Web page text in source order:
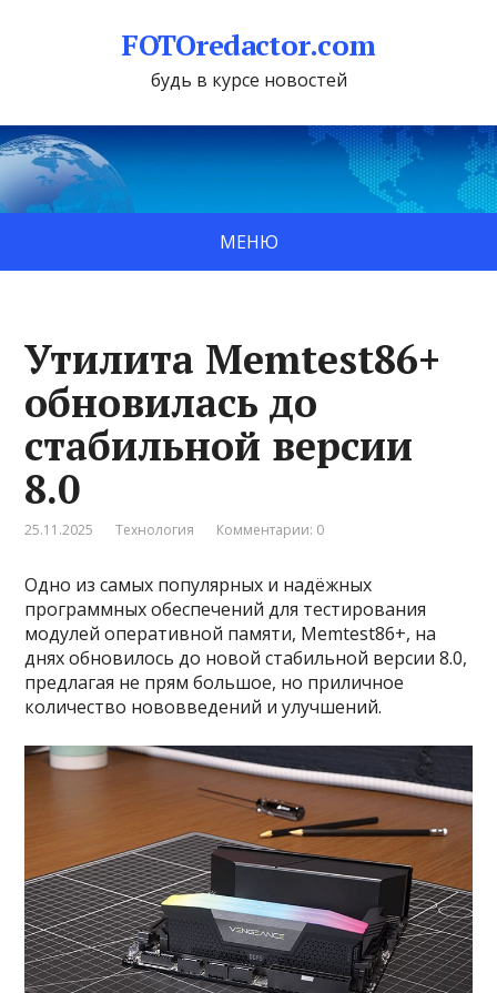
FOTOredactor.com
будь в курсе новостей
МЕНЮ
Утилита Memtest86+
обновилась до
стабильной версии
8.0
25.11.2025 Технология Комментарии: 0
Одно из самых популярных и надёжных
программных обеспечений для тестирования
модулей оперативной памяти, Memtest86+, на
днях обновилось до новой стабильной версии 8.0,
предлагая не прям большое, но приличное
количество нововведений и улучшений.